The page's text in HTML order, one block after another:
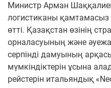
Министр Арман
логистиканы қамтамасыз
өтті. Қазақстан өзінің
орналасуының және
серпінді дамуының
мүмкіндіктерін ұсына
рейстерін итальяндық